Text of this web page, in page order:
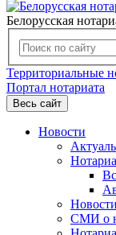
Белорусская
Территориальные
Портал нотариата
Весь сайт
Новости
СМИ о